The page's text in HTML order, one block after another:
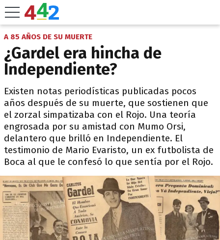
A 85 AÑOS DE SU MUERTE
¿Gardel era hincha de
Independiente?
Existen notas periodísticas publicadas pocos
años después de su muerte, que sostienen que
el zorzal simpatizaba con el Rojo. Una teoría
engrosada por su amistad con Mumo Orsi,
delantero que brilló en Independiente. El
testimonio de Mario Evaristo, un ex futbolista de
Boca al que le confesó lo que sentía por el Rojo.